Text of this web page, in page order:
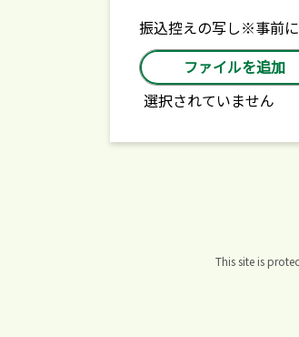
振込控えの写し※事前に
選択されていません
This site is